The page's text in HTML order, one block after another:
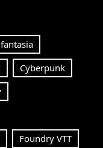
Cyberpunk
Foundry VTT